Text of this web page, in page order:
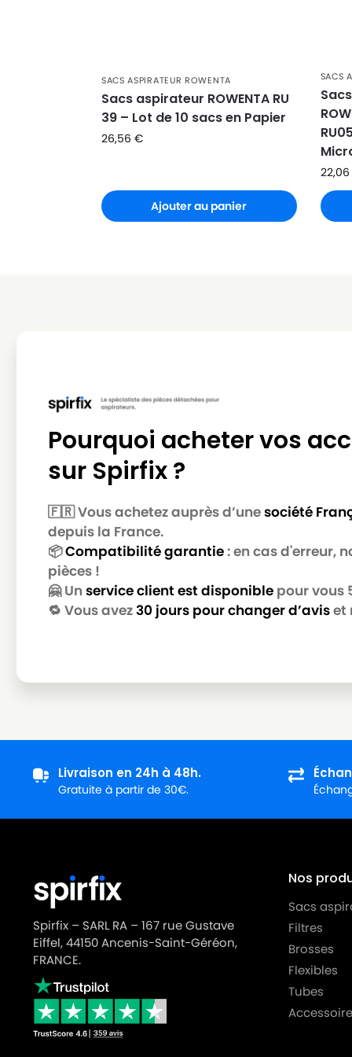
ROWENTA
ROWENTA ARTEC 2 RO4119
ROWENTA
ROWENTA ARTEC 2 RO4120
ROWENTA
ROWENTA ARTEC 2 RO4123
ROWENTA
ROWENTA ARTEC 2 RO4129
ROWENTA
ROWENTA
ROWENTA ARTEC 2 RO4132
ROWENTA
ROWENTA ARTEC 2 RO4133
ROWENTA
ROWENTA ARTEC 2 RO4134
ROWENTA
ROWENTA
ROWENTA ARTEC 2 RO4136
ROWENTA
ROWENTA ARTEC 2 RO4142
ROWENTA
ROWENTA ARTEC 2 RO4145
ROWENTA
ROWENTA ARTEC 2 RO4146
ROWENTA
ROWENTA ARTEC 2 RO4147
ROWENTA
ROWENTA ARTEC 2 RO4148
ROWENTA
ROWENTA ARTEC 2 RO4149
ROWENTA
ROWENTA ARTEC 2 RO4150
SACS ASPIRATEUR ROWENTA
Sacs aspirateur ROWENTA RU
39 – Lot de 10 sacs en Papier
26,56 €
Ajouter au panier
SACS
22,06
Pourquoi acheter vos
sur Spirfix ?
🇫🇷 Vous achetez auprès d’unesociété
depuis la France.
📦Compatibilité garantie: en cas d'erreur,
pièces !
🤗 Un service client est disponible pour vous
🔁 Vous avez30 jours pour changer d’aviset
Livraison en 24h à 48h.
Gratuite à partir de 30€.
Spirfix – SARL RA – 167 rue Gustave
Eiffel, 44150 Ancenis-Saint-Géréon,
FRANCE.
Nos
Sacs
Filtres
Brosses
Flexibles
Tubes